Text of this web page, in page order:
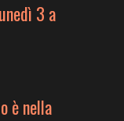
3 a
è nella